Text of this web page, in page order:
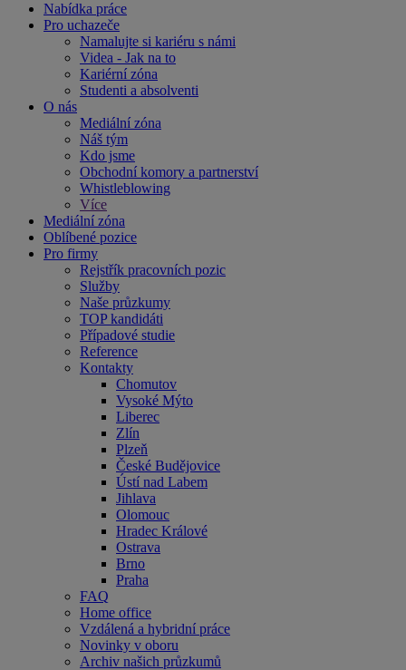
Nabídka práce
Pro uchazeče
Namalujte si kariéru s námi
Videa - Jak na to
Kariérní zóna
Studenti a absolventi
O nás
Mediální zóna
Náš tým
Kdo jsme
Obchodní komory a partnerství
Whistleblowing
Více
Mediální zóna
Oblíbené pozice
Pro firmy
Rejstřík pracovních pozic
Služby
Naše průzkumy
TOP kandidáti
Případové studie
Reference
Kontakty
Chomutov
Vysoké Mýto
Liberec
Zlín
Plzeň
České Budějovice
Ústí nad Labem
Jihlava
Olomouc
Hradec Králové
Ostrava
Brno
Praha
FAQ
Home office
Vzdálená a hybridní práce
Novinky v oboru
Archiv našich průzkumů